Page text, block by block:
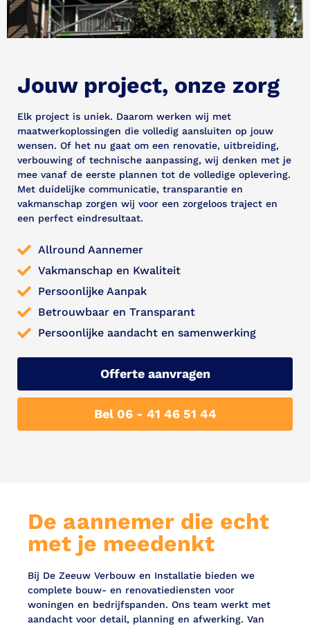
Jouw project, onze zorg
Elk project is uniek. Daarom werken wij met
maatwerkoplossingen die volledig aansluiten op jouw
wensen. Of het nu gaat om een renovatie, uitbreiding,
verbouwing of technische aanpassing, wij denken met je
mee vanaf de eerste plannen tot de volledige oplevering.
Met duidelijke communicatie, transparantie en
vakmanschap zorgen wij voor een zorgeloos traject en
een perfect eindresultaat.
Allround Aannemer
Vakmanschap en Kwaliteit
Persoonlijke Aanpak
Betrouwbaar en Transparant
Persoonlijke aandacht en samenwerking
Offerte aanvragen
Bel 06 - 41 46 51 44
De aannemer die echt
met je meedenkt
Bij De Zeeuw Verbouw en Installatie bieden we
complete bouw- en renovatiediensten voor
woningen en bedrijfspanden. Ons team werkt met
aandacht voor detail, planning en afwerking. Van